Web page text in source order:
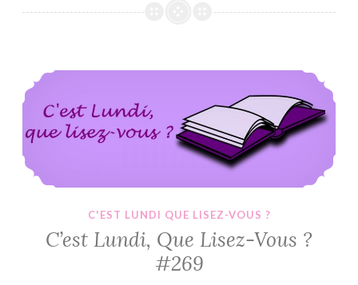
Miniskirt
Aoi
C’est Lundi, Que Lisez-Vous ? #269
C'EST LUNDI QUE LISEZ-VOUS ?
C’est Lundi, Que Lisez-Vous ?
#269